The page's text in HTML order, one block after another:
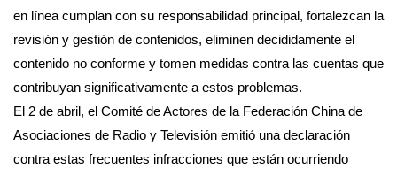
en línea cumplan con su responsabilidad principal, fortalezcan la
revisión y gestión de contenidos, eliminen decididamente el
contenido no conforme y tomen medidas contra las cuentas que
contribuyan significativamente a estos problemas.
El 2 de abril, el Comité de Actores de la Federación China de
Asociaciones de Radio y Televisión emitió una declaración
contra estas frecuentes infracciones que están ocurriendo